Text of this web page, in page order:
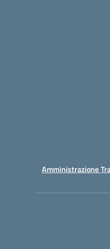
Amministrazione